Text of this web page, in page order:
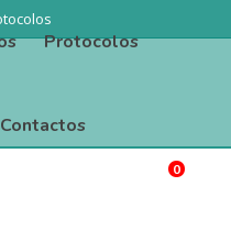
0
Protocolos
Contactos